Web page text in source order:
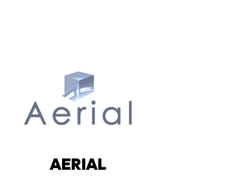
AERIAL